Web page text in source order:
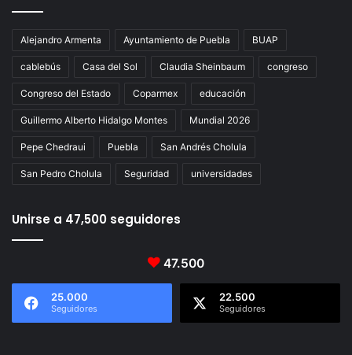
Alejandro Armenta Ayuntamiento de Puebla BUAP
cablebús Casa del Sol Claudia Sheinbaum congreso
Congreso del Estado Coparmex educación
Guillermo Alberto Hidalgo Montes Mundial 2026
Pepe Chedraui Puebla San Andrés Cholula
San Pedro Cholula Seguridad universidades
Unirse a 47,500 seguidores
47.500
25.000
Seguidores
22.500
Seguidores